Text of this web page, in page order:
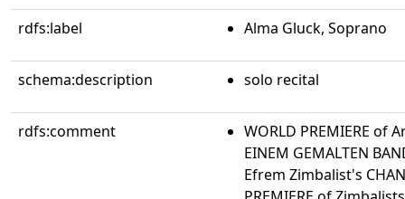
rdfs:label Alma Gluck, Soprano
schema:description solo recital
rdfs:comment
WORLD PREMIERE of
EINEM GEMALTEN
Efrem Zimbalist's